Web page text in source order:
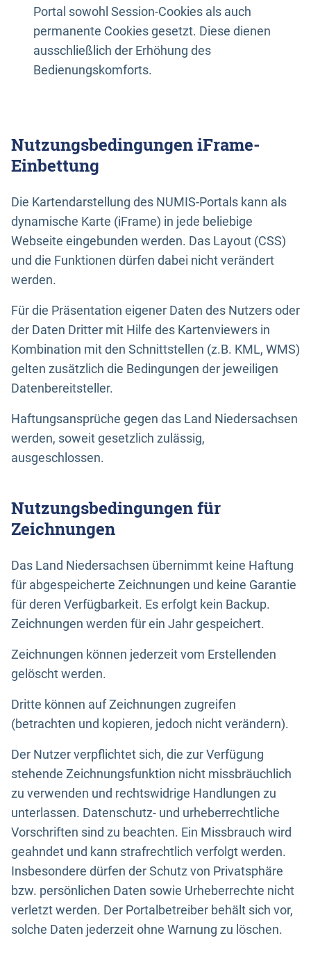
Portal sowohl Session-Cookies als auch
permanente Cookies gesetzt. Diese dienen
ausschließlich der Erhöhung des
Bedienungskomforts.
Nutzungsbedingungen iFrame-
Einbettung
Die Kartendarstellung des NUMIS-Portals kann als
dynamische Karte (iFrame) in jede beliebige
Webseite eingebunden werden. Das Layout (CSS)
und die Funktionen dürfen dabei nicht verändert
werden.
Für die Präsentation eigener Daten des Nutzers oder
der Daten Dritter mit Hilfe des Kartenviewers in
Kombination mit den Schnittstellen (z.B. KML, WMS)
gelten zusätzlich die Bedingungen der jeweiligen
Datenbereitsteller.
Haftungsansprüche gegen das Land Niedersachsen
werden, soweit gesetzlich zulässig,
ausgeschlossen.
Nutzungsbedingungen für
Zeichnungen
Das Land Niedersachsen übernimmt keine Haftung
für abgespeicherte Zeichnungen und keine Garantie
für deren Verfügbarkeit. Es erfolgt kein Backup.
Zeichnungen werden für ein Jahr gespeichert.
Zeichnungen können jederzeit vom Erstellenden
gelöscht werden.
Dritte können auf Zeichnungen zugreifen
(betrachten und kopieren, jedoch nicht verändern).
Der Nutzer verpflichtet sich, die zur Verfügung
stehende Zeichnungsfunktion nicht missbräuchlich
zu verwenden und rechtswidrige Handlungen zu
unterlassen. Datenschutz- und urheberrechtliche
Vorschriften sind zu beachten. Ein Missbrauch wird
geahndet und kann strafrechtlich verfolgt werden.
Insbesondere dürfen der Schutz von Privatsphäre
bzw. persönlichen Daten sowie Urheberrechte nicht
verletzt werden. Der Portalbetreiber behält sich vor,
solche Daten jederzeit ohne Warnung zu löschen.